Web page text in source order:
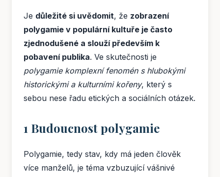
Je důležité si uvědomit, že zobrazení
polygamie v populární kultuře je často
zjednodušené a slouží především k
pobavení publika. Ve skutečnosti je
polygamie komplexní fenomén s hlubokými
historickými a kulturními kořeny, který s
sebou nese řadu etických a sociálních otázek.
1 Budoucnost polygamie
Polygamie, tedy stav, kdy má jeden člověk
více manželů, je téma vzbuzující vášnivé